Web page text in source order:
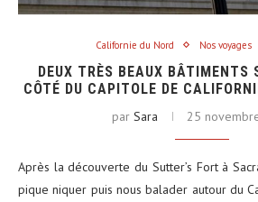
Californie du Nord Nos voyages
DEUX TRÈS BEAUX BÂTIMENTS
CÔTÉ DU CAPITOLE DE
par Sara 25
Après la découverte du Sutter’s Fort à
pique niquer puis nous balader autour du